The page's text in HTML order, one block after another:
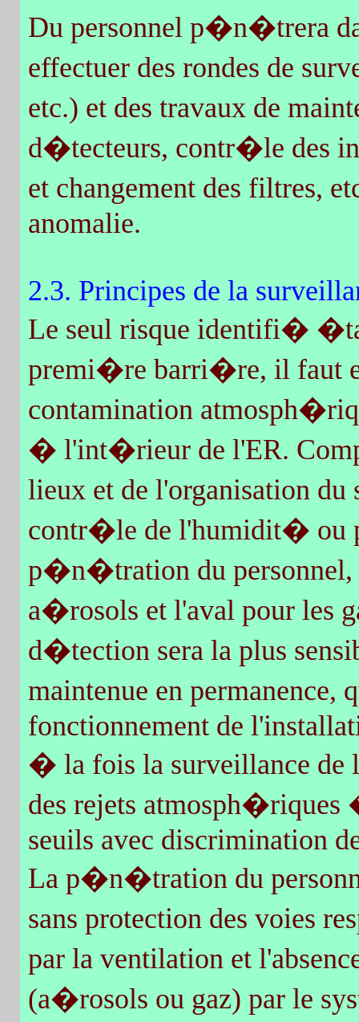
Du personnel p�n�trera
effectuer des rondes de
etc.) et des travaux de
d�tecteurs, contr�le des
et changement des filtres,
anomalie.
2.3. Principes de la
Le seul risque identifi�
premi�re barri�re, il faut
contamination
� l'int�rieur de l'ER.
lieux et de l'organisation
contr�le de l'humidit� ou
p�n�tration du personnel,
a�rosols et l'aval pour les
d�tection sera la plus
maintenue en
fonctionnement de
� la fois la surveillance
des rejets
seuils avec discrimination
La p�n�tration du
sans protection des voies
par la ventilation et
(a�rosols ou gaz) par le